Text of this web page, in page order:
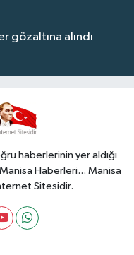
gözaltına alındı
haberlerinin yer aldığı
Haberleri... Manisa
Sitesidir.